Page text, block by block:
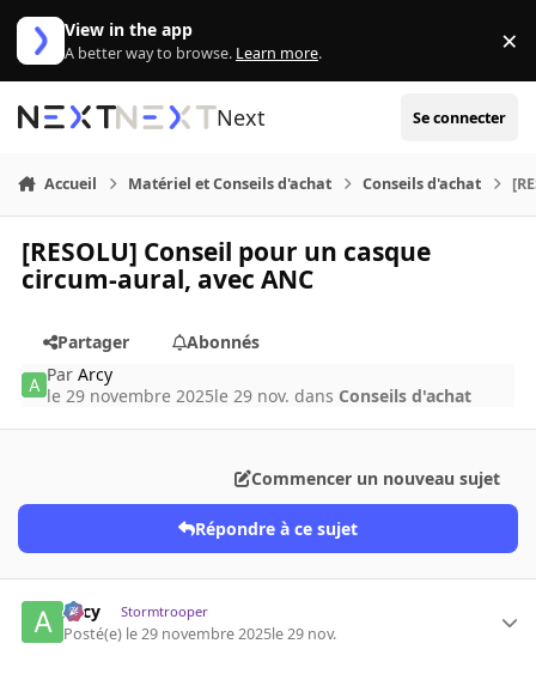
Aller au contenu
View in the app
A better way to browse. Learn more. ×
Next Se connecter
Accueil Matériel et Conseils d'achat Conseils d'achat
[RESOLU] Conseil pour un casque
circum-aural, avec ANC
Partager
Abonnés
ParArcy
le 29 novembre 2025le 29 nov. dans Conseils d'achat
Commencer un nouveau sujet
Répondre à ce sujet
Arcy Stormtrooper
Posté(e) le 29 novembre 2025le 29 nov.